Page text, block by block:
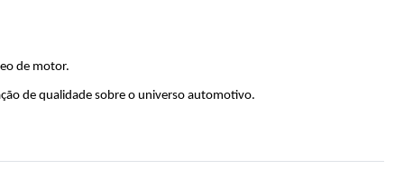
de motor.
de qualidade sobre o universo automotivo.